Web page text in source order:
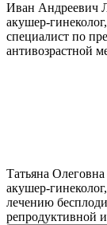
Иван Андреевич
акушер-
специалист по
антивозрастной
Татьяна Олеговна
акушер-
лечению
репродуктивной